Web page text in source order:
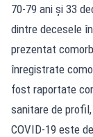
70-79 ani și 33
dintre decesele
prezentat
înregistrate
fost raportate
sanitare de
COVID-19 este